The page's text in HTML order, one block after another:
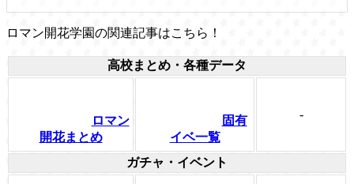
ロマン開花学園の関連記事はこちら！
高校まとめ・各種データ
ロマン
開花まとめ
固有
イベ一覧
-
ガチャ・イベント